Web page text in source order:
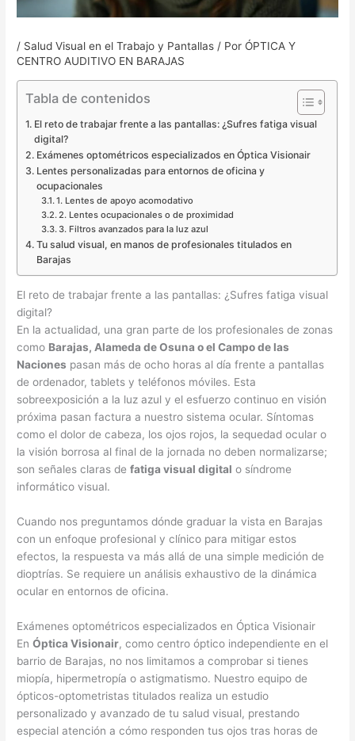
/ Salud Visual en el Trabajo y Pantallas / Por ÓPTICA Y
CENTRO AUDITIVO EN BARAJAS
Tabla de contenidos
El reto de trabajar frente a las pantallas: ¿Sufres fatiga visual
digital?
Exámenes optométricos especializados en Óptica Visionair
Lentes personalizadas para entornos de oficina y
ocupacionales
1. Lentes de apoyo acomodativo
2. Lentes ocupacionales o de proximidad
3. Filtros avanzados para la luz azul
Tu salud visual, en manos de profesionales titulados en
Barajas
El reto de trabajar frente a las pantallas: ¿Sufres fatiga visual
digital?
En la actualidad, una gran parte de los profesionales de zonas
como Barajas, Alameda de Osuna o el Campo de las
Naciones pasan más de ocho horas al día frente a pantallas
de ordenador, tablets y teléfonos móviles. Esta
sobreexposición a la luz azul y el esfuerzo continuo en visión
próxima pasan factura a nuestro sistema ocular. Síntomas
como el dolor de cabeza, los ojos rojos, la sequedad ocular o
la visión borrosa al final de la jornada no deben normalizarse;
son señales claras defatiga visual digital o síndrome
informático visual.
Cuando nos preguntamos dónde graduar la vista en Barajas
con un enfoque profesional y clínico para mitigar estos
efectos, la respuesta va más allá de una simple medición de
dioptrías. Se requiere un análisis exhaustivo de la dinámica
ocular en entornos de oficina.
Exámenes optométricos especializados en Óptica Visionair
EnÓptica Visionair, como centro óptico independiente en el
barrio de Barajas, no nos limitamos a comprobar si tienes
miopía, hipermetropía o astigmatismo. Nuestro equipo de
ópticos-optometristas titulados realiza un estudio
personalizado y avanzado de tu salud visual, prestando
especial atención a cómo responden tus ojos tras horas de